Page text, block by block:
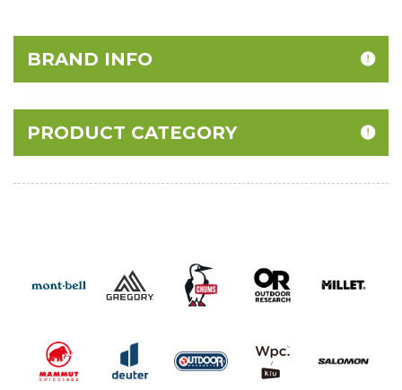
BRAND INFO
PRODUCT CATEGORY